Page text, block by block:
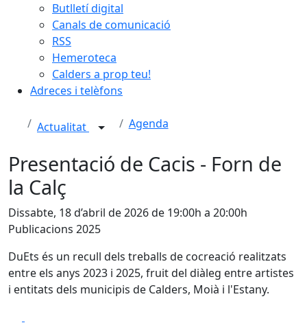
Butlletí digital
Canals de comunicació
RSS
Hemeroteca
Calders a prop teu!
Adreces i telèfons
Actualitat Agenda
Presentació de Cacis - Forn de
la Calç
Dissabte, 18 d’abril de 2026 de 19:00h a 20:00h
Publicacions 2025
DuEts és un recull dels treballs de cocreació realitzats
entre els anys 2023 i 2025, fruit del diàleg entre artistes
i entitats dels municipis de Calders, Moià i l'Estany.